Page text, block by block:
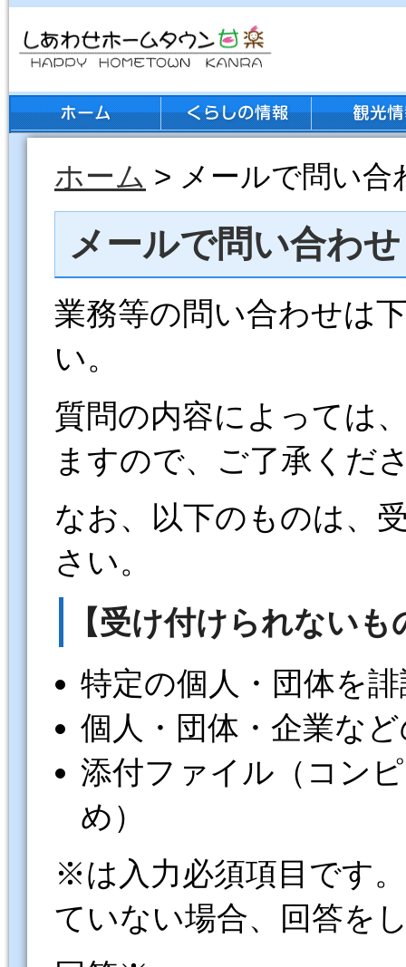
ホーム > メールで問い合
メールで問い合わせ
業務等の問い合わせは
い。
質問の内容によっては
ますので、ご了承くだ
なお、以下のものは、
さい。
【受け付けられないも
特定の個人・団体を
個人・団体・企業な
添付ファイル（コン
め）
※は入力必須項目です
ていない場合、回答を